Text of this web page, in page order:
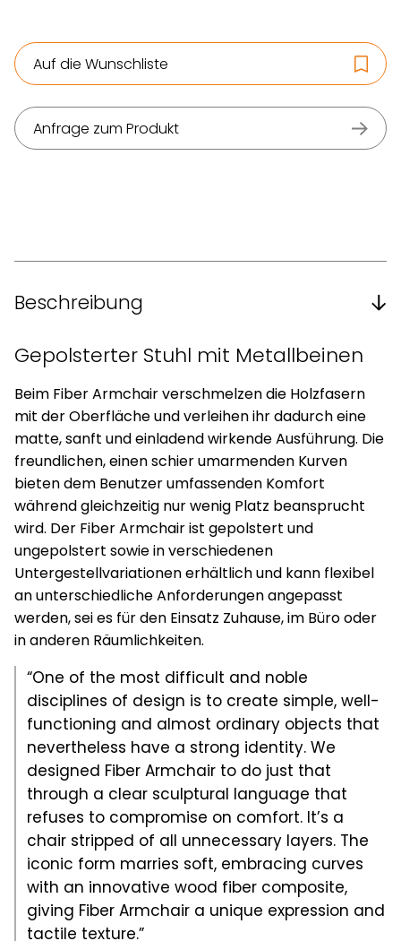
Auf die Wunschliste
Anfrage zum Produkt
Beschreibung
Gepolsterter Stuhl mit Metallbeinen
Beim Fiber Armchair verschmelzen die Holzfasern
mit der Oberfläche und verleihen ihr dadurch eine
matte, sanft und einladend wirkende Ausführung. Die
freundlichen, einen schier umarmenden Kurven
bieten dem Benutzer umfassenden Komfort
während gleichzeitig nur wenig Platz beansprucht
wird. Der Fiber Armchair ist gepolstert und
ungepolstert sowie in verschiedenen
Untergestellvariationen erhältlich und kann flexibel
an unterschiedliche Anforderungen angepasst
werden, sei es für den Einsatz Zuhause, im Büro oder
in anderen Räumlichkeiten.
“One of the most difficult and noble
disciplines of design is to create simple, well-
functioning and almost ordinary objects that
nevertheless have a strong identity. We
designed Fiber Armchair to do just that
through a clear sculptural language that
refuses to compromise on comfort. It’s a
chair stripped of all unnecessary layers. The
iconic form marries soft, embracing curves
with an innovative wood fiber composite,
giving Fiber Armchair a unique expression and
tactile texture.”